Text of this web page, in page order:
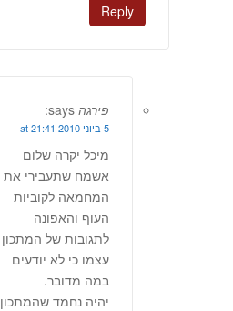
Reply
פירגה says:
5 ביוני 2010 at 21:41
מיכל יקרה שלום
אשמח שתעבירי את
המחמאה לקוביות
העוף והאפונה
לתגובות של המתכון
עצמו כי לא יודעים
במה מדובר.
יהיה נחמד שהמתכון